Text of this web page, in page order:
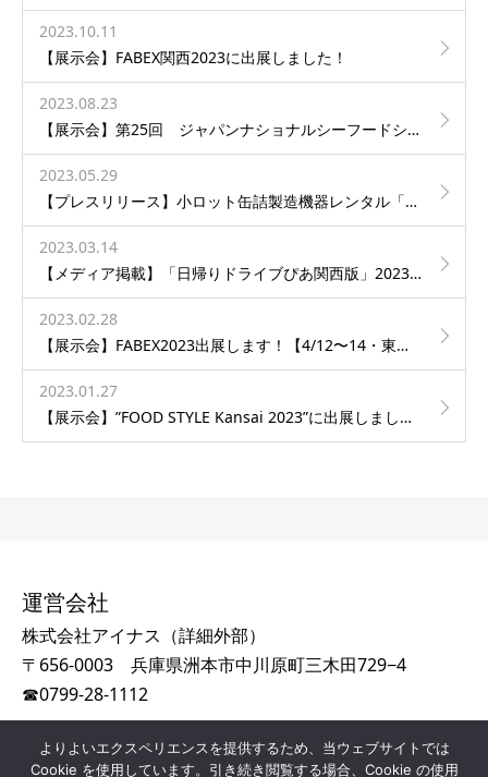
2023.10.11
【展示会】FABEX関西2023に出展しました！
2023.08.23
【展示会】第25回 ジャパンナショナルシーフードショーに出展しました！
2023.05.29
【プレスリリース】小ロット缶詰製造機器レンタル「3ヶ月プラン」や、 セルフの「試作プラン」を2023年5月より提供開始！
2023.03.14
【メディア掲載】「日帰りドライブぴあ関西版」2023-2024に掲載されました！
2023.02.28
【展示会】FABEX2023出展します！【4/12〜14・東京ビッグサイト】
2023.01.27
【展示会】”FOOD STYLE Kansai 2023”に出展しました！
運営会社
株式会社アイナス（詳細外部）
〒656-0003 兵庫県洲本市中川原町三木田729−4
☎0799-28-1112
よりよいエクスペリエンスを提供するため、当ウェブサイトでは
Cookie を使用しています。引き続き閲覧する場合、Cookie の使用